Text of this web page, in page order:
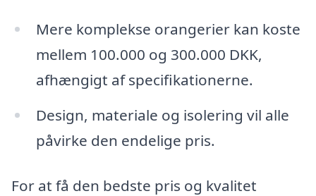
Mere komplekse orangerier kan koste
mellem 100.000 og 300.000 DKK,
afhængigt af specifikationerne.
Design, materiale og isolering vil alle
påvirke den endelige pris.
For at få den bedste pris og kvalitet